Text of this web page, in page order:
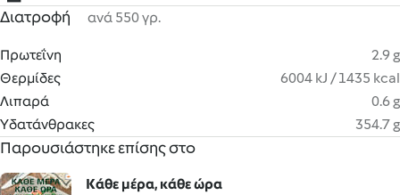
Διατροφή ανά 550 γρ.
Πρωτεΐνη
2.9 g
Θερμίδες
6004 kJ / 1435 kcal
Λιπαρά
0.6 g
Υδατάνθρακες
354.7 g
Παρουσιάστηκε επίσης στο
Κάθε μέρα, κάθε ώρα